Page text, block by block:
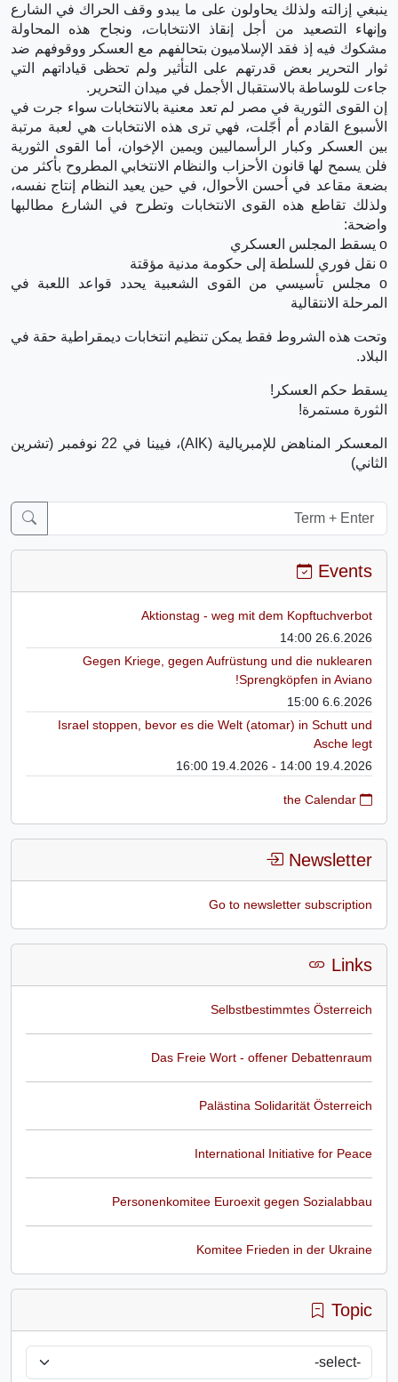
ينبغي إزالته ولذلك يحاولون على ما يبدو وقف الحراك في الشارع
وإنهاء التصعيد من أجل إنقاذ الانتخابات، ونجاح هذه المحاولة
مشكوك فيه إذ فقد الإسلاميون بتحالفهم مع العسكر ووقوفهم ضد
ثوار التحرير بعض قدرتهم على التأثير ولم تحظى قياداتهم التي
جاءت للوساطة بالاستقبال الأجمل في ميدان التحرير.
إن القوى الثورية في مصر لم تعد معنية بالانتخابات سواء جرت في
الأسبوع القادم أم أجّلت، فهي ترى هذه الانتخابات هي لعبة مرتبة
بين العسكر وكبار الرأسماليين ويمين الإخوان، أما القوى الثورية
فلن يسمح لها قانون الأحزاب والنظام الانتخابي المطروح بأكثر من
بضعة مقاعد في أحسن الأحوال، في حين يعيد النظام إنتاج نفسه،
ولذلك تقاطع هذه القوى الانتخابات وتطرح في الشارع مطالبها
واضحة:
o يسقط المجلس العسكري
o نقل فوري للسلطة إلى حكومة مدنية مؤقتة
o مجلس تأسيسي من القوى الشعبية يحدد قواعد اللعبة في
المرحلة الانتقالية
وتحت هذه الشروط فقط يمكن تنظيم انتخابات ديمقراطية حقة في
البلاد.
يسقط حكم العسكر!
الثورة مستمرة!
المعسكر المناهض للإمبريالية (AIK)، فيينا في 22 نوفمبر (تشرين
الثاني)
Events
Aktionstag - weg mit dem Kopftuchverbot
26.6.2026 14:00
Gegen Kriege, gegen Aufrüstung und die nuklearen
Sprengköpfen in Aviano!
6.6.2026 15:00
Israel stoppen, bevor es die Welt (atomar) in Schutt und
Asche legt
19.4.2026 14:00 - 19.4.2026 16:00
Newsletter
Go to newsletter subscription
Links
Selbstbestimmtes Österreich
Das Freie Wort - offener Debattenraum
Palästina Solidarität Österreich
International Initiative for Peace
Personenkomitee Euroexit gegen Sozialabbau
Komitee Frieden in der Ukraine
Topic